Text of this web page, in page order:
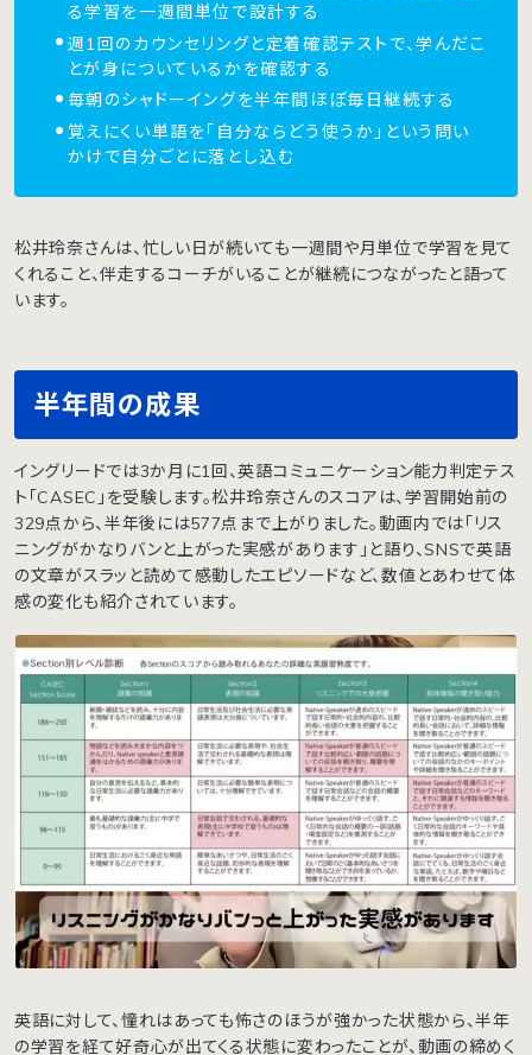
る学習を一週間単位で設計する
週1回のカウンセリングと定着確認テストで、学んだこ
とが身についているかを確認する
毎朝のシャドーイングを半年間ほぼ毎日継続する
覚えにくい単語を「自分ならどう使うか」という問い
かけで自分ごとに落とし込む
松井玲奈さんは、忙しい日が続いても一週間や月単位で学習を見て
くれること、伴走するコーチがいることが継続につながったと語って
います。
半年間の成果
イングリードでは3か月に1回、英語コミュニケーション能力判定テス
ト「CASEC」を受験します。松井玲奈さんのスコアは、学習開始前の
329点から、半年後には577点まで上がりました。動画内では「リス
ニングがかなりバンと上がった実感があります」と語り、SNSで英語
の文章がスラッと読めて感動したエピソードなど、数値とあわせて体
感の変化も紹介されています。
英語に対して、憧れはあっても怖さのほうが強かった状態から、半年
の学習を経て好奇心が出てくる状態に変わったことが、動画の締めく